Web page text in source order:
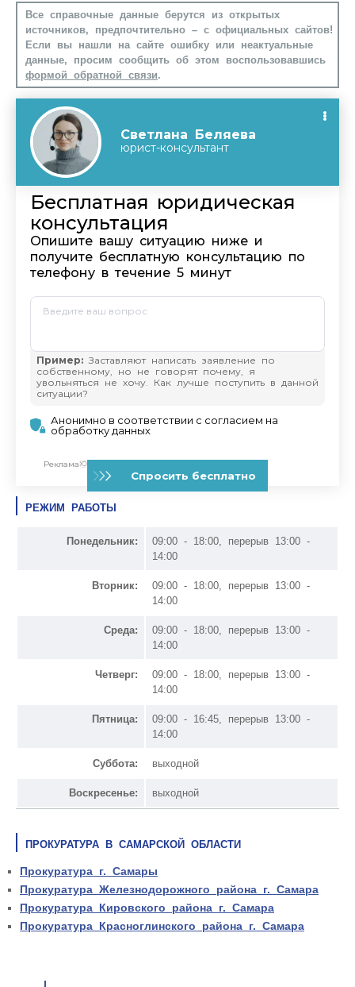
Все справочные данные берутся из открытых
источников, предпочтительно – с официальных сайтов!
Если вы нашли на сайте ошибку или неактуальные
данные, просим сообщить об этом воспользовавшись
формой обратной связи.
РЕЖИМ РАБОТЫ
Понедельник:
09:00 - 18:00, перерыв 13:00 -
14:00
Вторник:
09:00 - 18:00, перерыв 13:00 -
14:00
Среда:
09:00 - 18:00, перерыв 13:00 -
14:00
Четверг:
09:00 - 18:00, перерыв 13:00 -
14:00
Пятница:
09:00 - 16:45, перерыв 13:00 -
14:00
Суббота: выходной
Воскресенье: выходной
ПРОКУРАТУРА В САМАРСКОЙ ОБЛАСТИ
Прокуратура г. Самары
Прокуратура Железнодорожного района г. Самара
Прокуратура Кировского района г. Самара
Прокуратура Красноглинского района г. Самара